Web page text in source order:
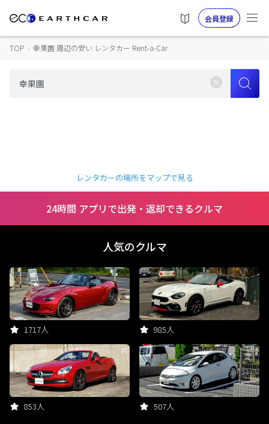
会員登録
TOP › 幸果園 周辺の安い レンタカー Rent-a-Car
レンタカーの場所をマップで見る
24時間 アプリで出発・返却できるクルマ
人気のクルマ
1717人 985人
853人 507人